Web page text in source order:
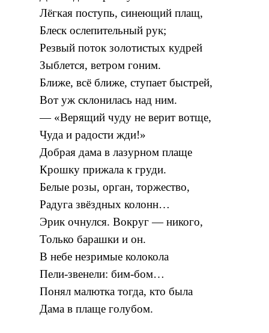
Лёгкая поступь, синеющий плащ,
Блеск ослепительный рук;
Резвый поток золотистых кудрей
Зыблется, ветром гоним.
Ближе, всё ближе, ступает быстрей,
Вот уж склонилась над ним.
— «Верящий чуду не верит вотще,
Чуда и радости жди!»
Добрая дама в лазурном плаще
Крошку прижала к груди.
Белые розы, орган, торжество,
Радуга звёздных колонн…
Эрик очнулся. Вокруг — никого,
Только барашки и он.
В небе незримые колокола
Пели-звенели: бим-бом…
Понял малютка тогда, кто была
Дама в плаще голубом.